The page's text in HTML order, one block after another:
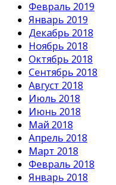
Февраль 2019
Январь 2019
Декабрь 2018
Ноябрь 2018
Октябрь 2018
Сентябрь 2018
Август 2018
Июль 2018
Июнь 2018
Май 2018
Апрель 2018
Март 2018
Февраль 2018
Январь 2018